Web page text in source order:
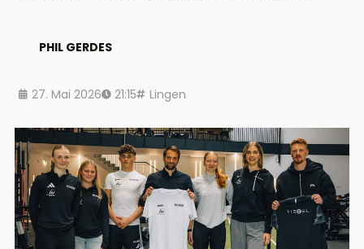
PHIL GERDES
27. Mai 2026 21:15 Lingen